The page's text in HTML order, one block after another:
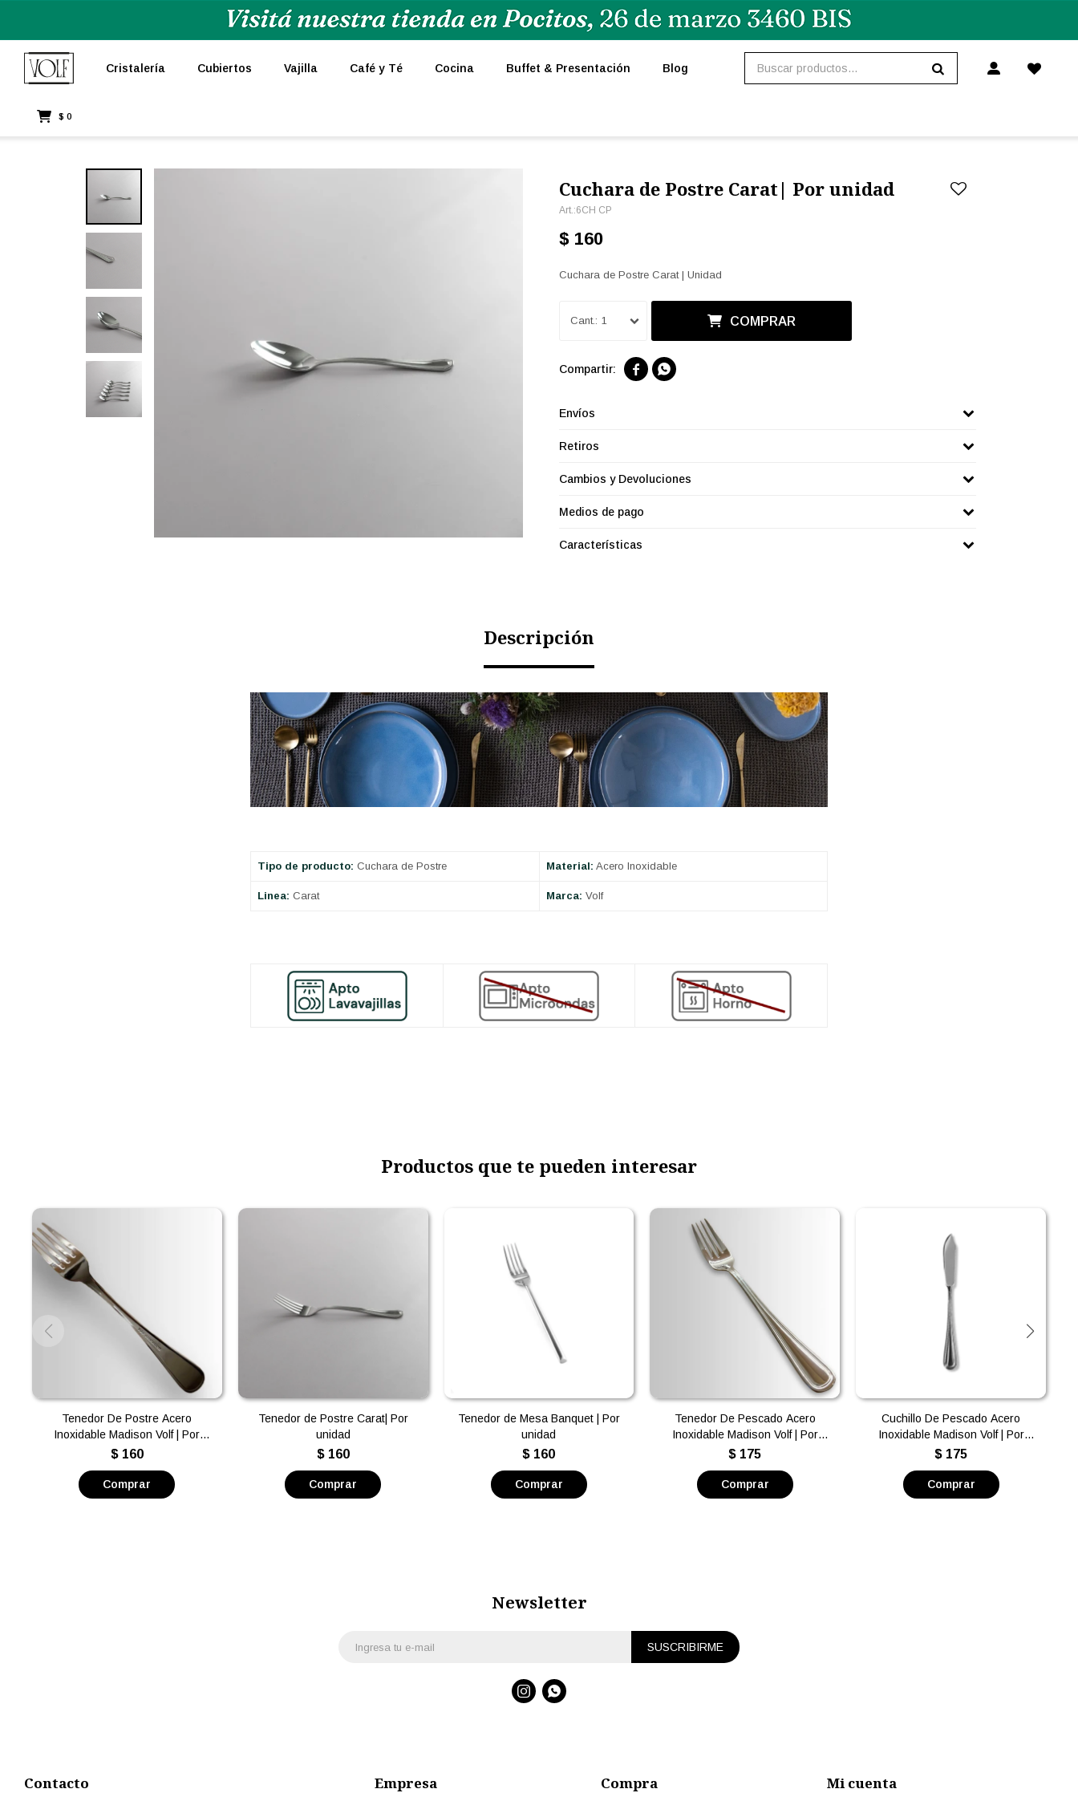
Cristalería Cubiertos Vajilla Café y Té Cocina Buffet & Presentación Blog
$ 0
Cuchara de Postre Carat| Por unidad
6CH CP
$ 160
Cuchara de Postre Carat | Unidad
1 COMPRAR
 
Envíos
Retiros
Cambios y Devoluciones
Medios de pago
Características
Descripción
Tipo de producto: Cuchara de Postre Material: Acero Inoxidable
Linea: Carat Marca: Volf
Productos que te pueden interesar
Tenedor De Postre Acero
Inoxidable Madison Volf | Por
unidad
$ 160
Tenedor de Postre Carat| Por
unidad
$ 160
Tenedor de Mesa Banquet | Por
unidad
$ 160
Tenedor De Pescado Acero
Inoxidable Madison Volf | Por
unidad
$ 175
Cuchillo De Pescado Acero
Inoxidable Madison Volf | Por
unidad
$ 175
Contacto Empresa Compra Mi cuenta
Newsletter
SUSCRIBIRME
 